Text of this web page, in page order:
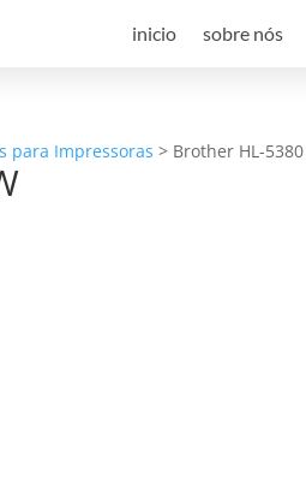
inicio sobre nós
para Impressoras > Brother HL-